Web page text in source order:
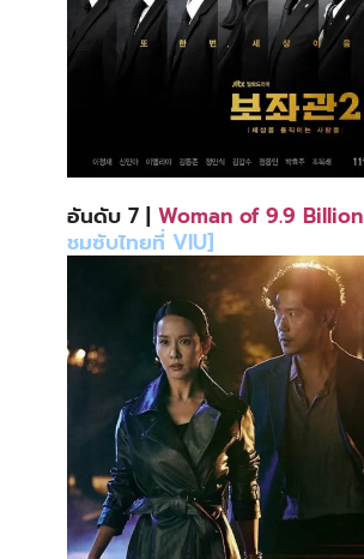
อันดับ 7 | Woman of 9.9 Billion
ชมซับไทยที่ VIU]